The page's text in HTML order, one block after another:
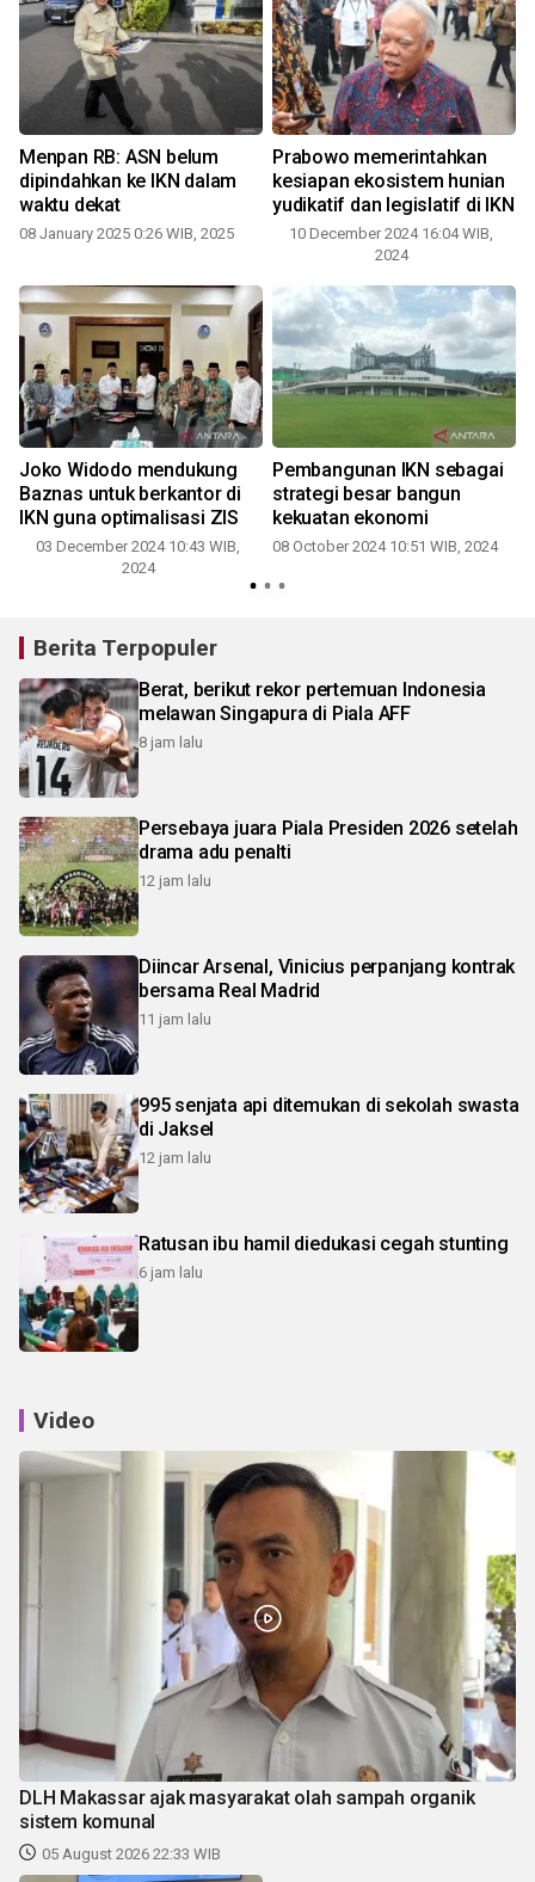
Menpan RB: ASN belum
dipindahkan ke IKN dalam
waktu dekat
08 January 2025 0:26 WIB, 2025
Prabowo memerintahkan
kesiapan ekosistem hunian
yudikatif dan legislatif di IKN
10 December 2024 16:04 WIB,
2024
Joko Widodo mendukung
Baznas untuk berkantor di
IKN guna optimalisasi ZIS
03 December 2024 10:43 WIB,
2024
Pembangunan IKN sebagai
strategi besar bangun
kekuatan ekonomi
08 October 2024 10:51 WIB, 2024
Berita Terpopuler
Berat, berikut rekor pertemuan Indonesia
melawan Singapura di Piala AFF
8 jam lalu
Persebaya juara Piala Presiden 2026 setelah
drama adu penalti
12 jam lalu
Diincar Arsenal, Vinicius perpanjang kontrak
bersama Real Madrid
11 jam lalu
995 senjata api ditemukan di sekolah swasta
di Jaksel
12 jam lalu
Ratusan ibu hamil diedukasi cegah stunting
6 jam lalu
Video
DLH Makassar ajak masyarakat olah sampah organik
sistem komunal
05 August 2026 22:33 WIB